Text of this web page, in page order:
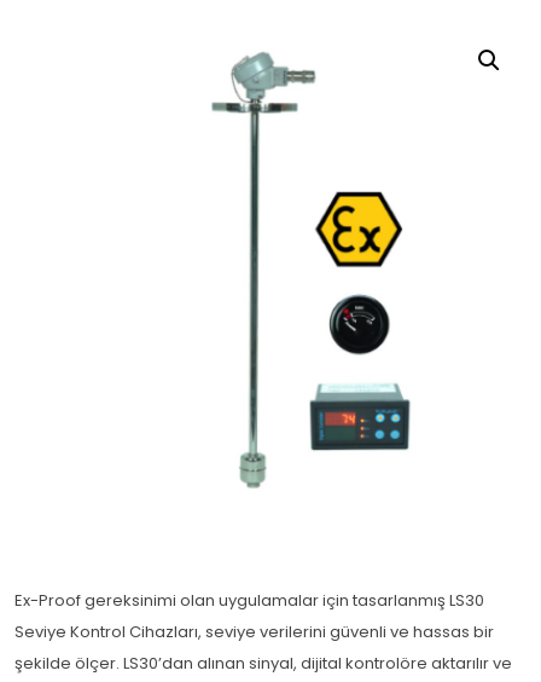
Ex-Proof gereksinimi olan uygulamalar için tasarlanmış LS30
Seviye Kontrol Cihazları, seviye verilerini güvenli ve hassas bir
şekilde ölçer. LS30’dan alınan sinyal, dijital kontrolöre aktarılır ve